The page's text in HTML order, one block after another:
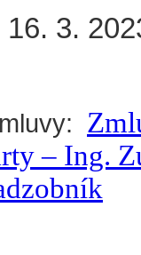
3.
– Ing.